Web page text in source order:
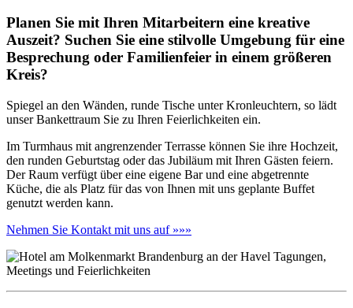
Planen Sie mit Ihren Mitarbeitern eine kreative
Auszeit? Suchen Sie eine stilvolle Umgebung für eine
Besprechung oder Familienfeier in einem größeren
Kreis?
Spiegel an den Wänden, runde Tische unter Kronleuchtern, so lädt
unser Bankettraum Sie zu Ihren Feierlichkeiten ein.
Im Turmhaus mit angrenzender Terrasse können Sie ihre Hochzeit,
den runden Geburtstag oder das Jubiläum mit Ihren Gästen feiern.
Der Raum verfügt über eine eigene Bar und eine abgetrennte
Küche, die als Platz für das von Ihnen mit uns geplante Buffet
genutzt werden kann.
Nehmen Sie Kontakt mit uns auf »»»